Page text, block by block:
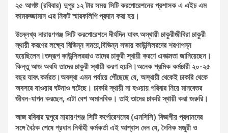
২৫ আগষ্ট (রবিবার) দুপুর ১২ টার সময় সিটি করপোরেশনের প্রশাসক এ এইচ এম
কামরুজ্জামান এর নিকট স্মারকলিপি প্রদান করা হয়।
উল্লেখ্য নারায়ণগঞ্জ সিটি করপোরেশনে দীর্ঘদিন যাবৎ অস্থায়ী চাকুরীজীবিরা চাকুরী
স্থায়ী করণের লক্ষ্যে বিভিন্ন সময়ে,বিভিন্ন সভায় কাউন্সিলরদের শরণাপন্ন
হয়েছিলেন।তদ্রূপ কাউন্সিলররাও তাদের চাকুরী স্থায়ী করণে একাত্মতা জানিয়েছেন।
কিন্তু আজ অবধি তাদের চাকুরী স্থায়ী করণ হয়নি।অনেক শ্রমিক কর্মচারী ২০-২৫
বছর যাবৎ কর্মরত।অবস্থা এমন পর্যায়ে পৌঁছেছে যে, অস্থায়ী থেকেই চাকরি থেকে
অবসরে যাওয়ার ঘটনাও ঘটেছে। চাকরি স্থায়ী না হওয়ায় পরিবার নিয়ে মানবেতর
জীবন-যাপন করছেন, এটা বেশ অমানবিক। তাই তাদের চাকরি স্থায়ী করা জরুরি।
আজ রবিবার দুপুরে নারায়ণগঞ্জ সিটি কর্পোরেশনের (এনসিসি) বিভাগীয় প্রধানদের
সঙ্গে বৈঠক শেষে প্রধান নির্বাহী কর্মকর্তা এই আশ্বাস দেন যে, দৈনিক মজুরী ও